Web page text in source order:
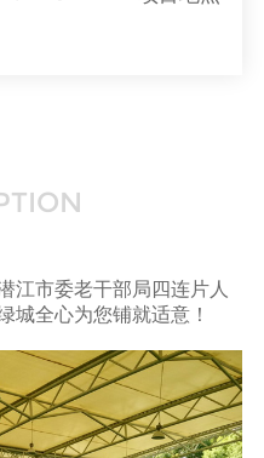
江市委老干部局四连片人
城全心为您铺就适意！